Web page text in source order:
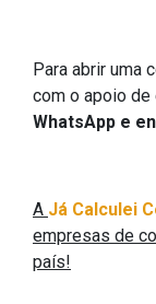
Para abrir uma
com o apoio
WhatsApp e
A Já Calculei
empresas de
país!